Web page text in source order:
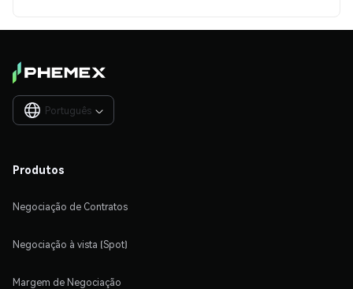
Português 
Produtos
Negociação de Contratos
Negociação à vista (Spot)
Margem de Negociação